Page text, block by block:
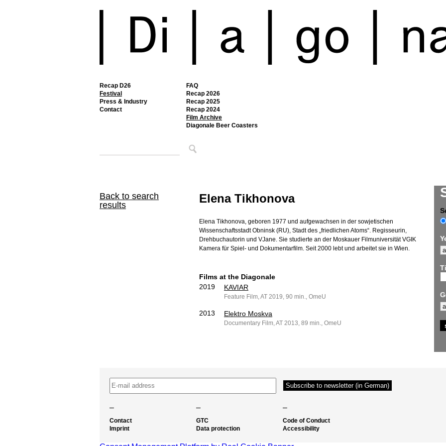
Recap D26
Festival
FAQ
Recap 2026
Recap 2025
Recap 2024
Film Archive
Diagonale Beer Coasters
Press & Industry
Contact
Back to search
results
Elena Tikhonova
Elena Tikhonova, geboren 1977 und aufgewachsen in der sowjetischen
Wissenschaftsstadt Obninsk (RU), Stadt des „friedlichen Atoms“. Regisseurin,
Drehbuchautorin und VJane. Sie studierte an der Moskauer Filmuniversität VGIK
Kamera für Spiel- und Dokumentarfilm. Seit 2000 lebt und arbeitet sie in Wien.
Films at the Diagonale
2019
KAVIAR
Feature Film, AT 2019, 90 min., OmeU
2013 Elektro Moskva
Documentary Film, AT 2013, 89 min., OmeU
– – –
Contact
Imprint
GTC
Data protection
Code of Conduct
Accessibility